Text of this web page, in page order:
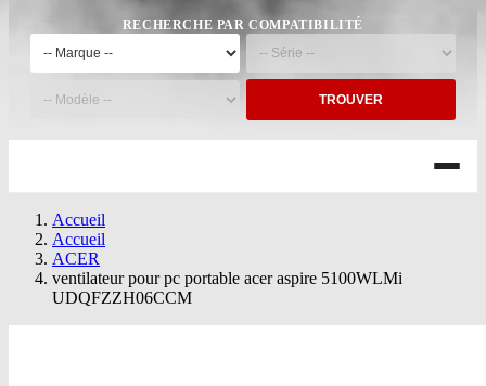
RECHERCHE PAR COMPATIBILITÉ
TROUVER
Accueil
Accueil
ACER
ventilateur pour pc portable acer aspire 5100WLMi
UDQFZZH06CCM